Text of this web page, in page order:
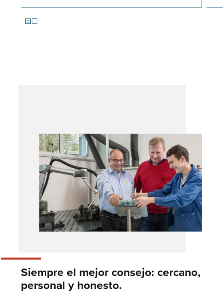
Siempre el mejor consejo: cercano,
personal y honesto.